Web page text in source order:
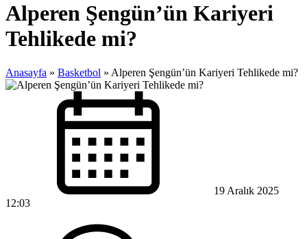
Alperen Şengün’ün Kariyeri
Tehlikede mi?
Anasayfa » Basketbol » Alperen Şengün’ün Kariyeri Tehlikede mi?
19 Aralık 2025
12:03